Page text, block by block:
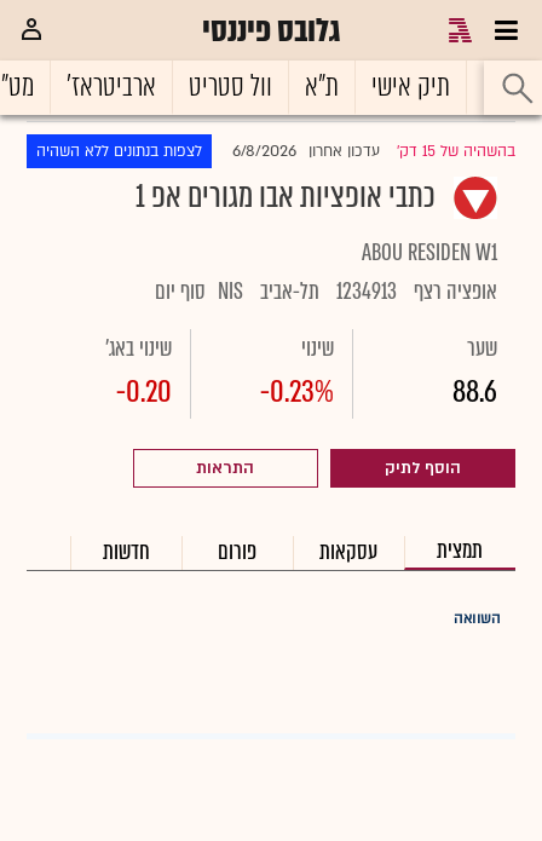
גלובס פיננסי
ראשי תיק אישי ת"א וול סטריט ארביטראז'
בהשהיה של 15 דק' |עדכון אחרון 6/8/2026 לצפות בנתונים ללא השהיה
כתבי אופציות אבו מגורים אפ 1
ABOU RESIDEN W1
אופציה רצף
1234913 תל-אביב NIS סוף יום
שער
88.6
שינוי
-0.23%
שינוי באג'
-0.20
הוסף לתיק התראות
תמצית עסקאות פורום חדשות
השוואה